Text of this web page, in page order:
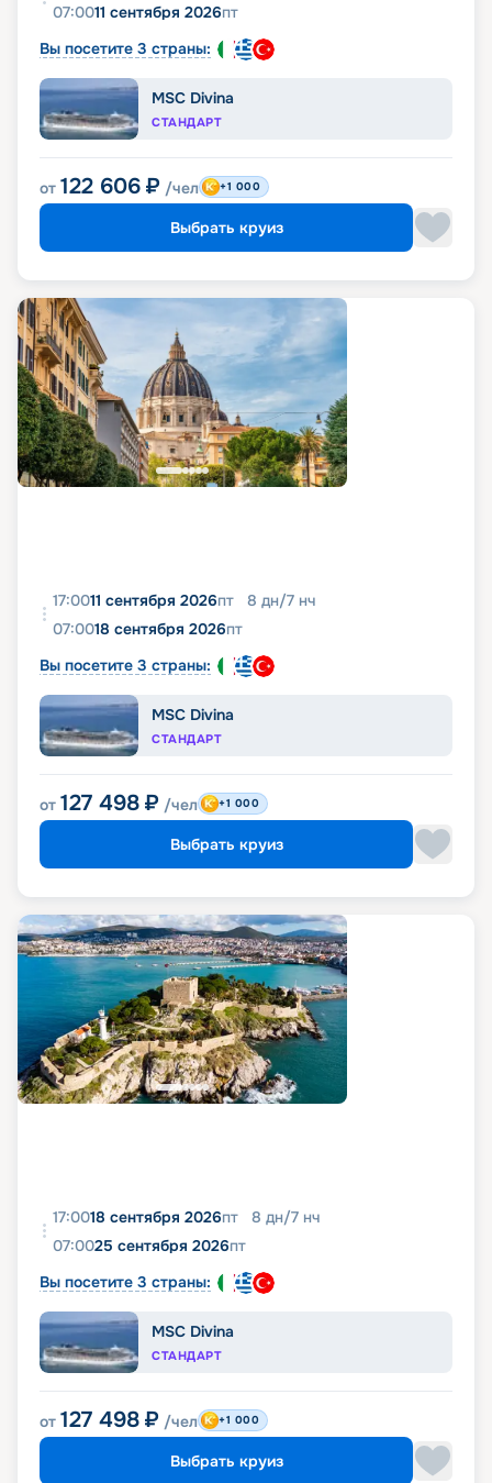
07:0011 сентября 2026пт
Вы посетите 3 страны:
MSC Divina
СТАНДАРТ
от 122 606 ₽ /чел +1 000
Выбрать круиз
17:0011 сентября 2026пт 8 дн/7 нч
07:0018 сентября 2026пт
Вы посетите 3 страны:
MSC Divina
СТАНДАРТ
от 127 498 ₽ /чел +1 000
Выбрать круиз
17:0018 сентября 2026пт 8 дн/7 нч
07:0025 сентября 2026пт
Вы посетите 3 страны:
MSC Divina
СТАНДАРТ
от 127 498 ₽ /чел +1 000
Выбрать круиз